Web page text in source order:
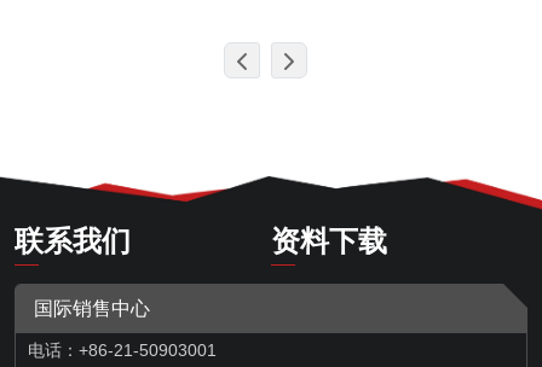
联系我们 资料下载
国际销售中心
电话：+86-21-50903001